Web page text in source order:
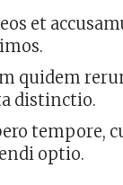
et
quidem
distinctio.
tempore,
optio.